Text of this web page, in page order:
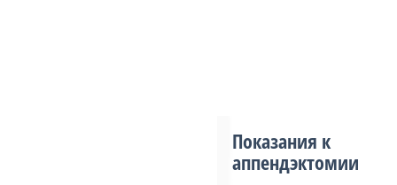
Показания к
аппендэктомии